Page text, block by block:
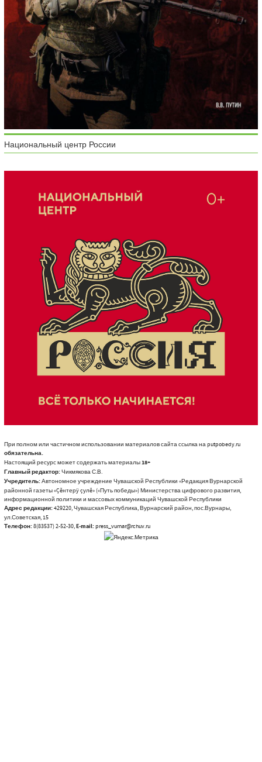
Национальный центр России
При полном или частичном использовании материалов сайта ссылка на putpobedy.ru
обязательна.
Настоящий ресурс может содержать материалы18+
Главный редактор:Чикмякова С.В.
Учредитель:Автономное учреждение Чувашской Республики «Редакция Вурнарской
районной газеты «Çĕнтерÿ çулĕ» («Путь победы») Министерства цифрового развития,
информационной политики и массовых коммуникаций Чувашской Республики
Адрес редакции:429220, Чувашская Республика, Вурнарский район, пос.Вурнары,
ул.Советская, 15
Телефон:8(83537) 2-52-30,E-mail:press_vurnar@rchuv.ru